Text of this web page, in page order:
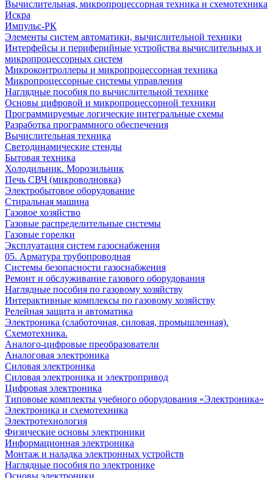
Вычислительная, микропроцессорная техника и схемотехника
Искра
Импульс-РК
Элементы систем автоматики, вычислительной техники
Интерфейсы и периферийные устройства вычислительных и
микропроцессорных систем
Микроконтроллеры и микропроцессорная техника
Микропроцессорные системы управления
Наглядные пособия по вычислительной технике
Основы цифровой и микропроцессорной техники
Программируемые логические интегральные схемы
Разработка программного обеспечения
Вычислительная техника
Светодинамические стенды
Бытовая техника
Холодильник. Морозильник
Печь СВЧ (микроволновка)
Электробытовое оборудование
Стиральная машина
Газовое хозяйство
Газовые распределительные системы
Газовые горелки
Эксплуатация систем газоснабжения
05. Арматура трубопроводная
Системы безопасности газоснабжения
Ремонт и обслуживание газового оборудования
Наглядные пособия по газовому хозяйству
Интерактивные комплексы по газовому хозяйству
Релейная защита и автоматика
Электроника (слаботочная, силовая, промышленная).
Схемотехника.
Аналого-цифровые преобразователи
Аналоговая электроника
Cиловая электроника
Cиловая электроника и электропривод
Цифровая электроника
Типовоые комплекты учебного оборудования «Электроника»
Электроника и схемотехника
Электротехнология
Физические основы электроники
Информационная электроника
Монтаж и наладка электронных устройств
Наглядные пособия по электронике
Основы электроники